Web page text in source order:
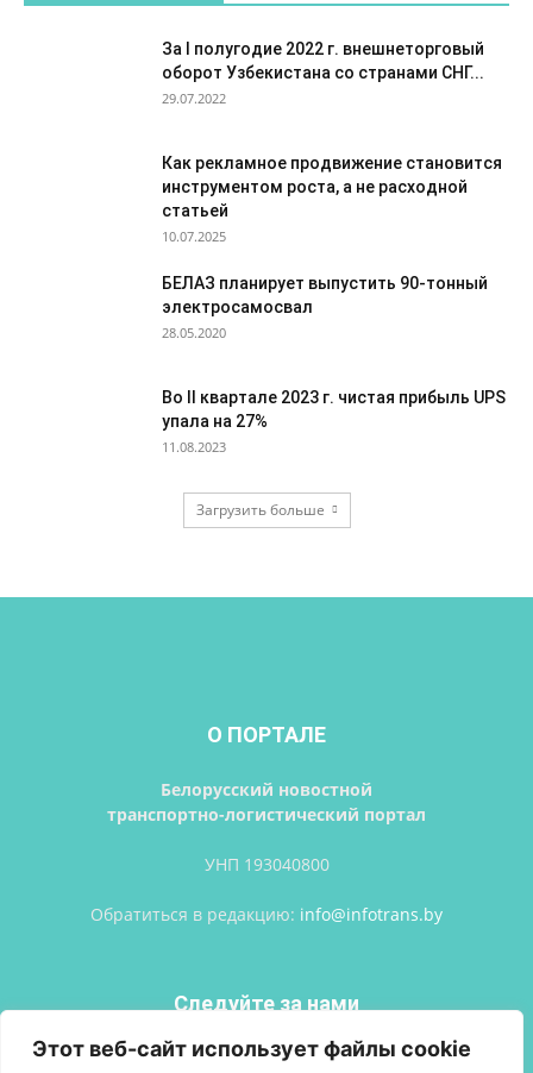
Этот веб-сайт использует файлы cookie
За I полугодие 2022 г. внешнеторговый
оборот Узбекистана со странами СНГ...
29.07.2022
Как рекламное продвижение становится
инструментом роста, а не расходной
статьей
10.07.2025
БЕЛАЗ планирует выпустить 90-тонный
электросамосвал
28.05.2020
Во II квартале 2023 г. чистая прибыль UPS
упала на 27%
11.08.2023
Загрузить больше
О ПОРТАЛЕ
Белорусский новостной
транспортно-логистический портал
УНП 193040800
Обратиться в редакцию: info@infotrans.bу
Следуйте за нами